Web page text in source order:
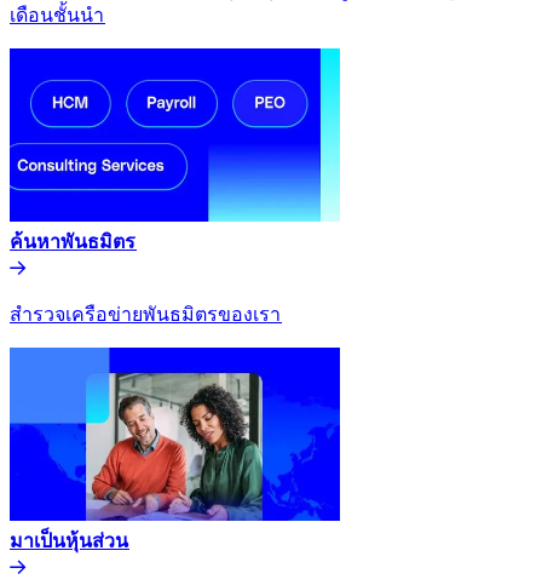
เดือนชั้นนำ​​
ค้นหาพันธมิตร​​
สำรวจเครือข่ายพันธมิตรของเรา​​
มาเป็นหุ้นส่วน​​